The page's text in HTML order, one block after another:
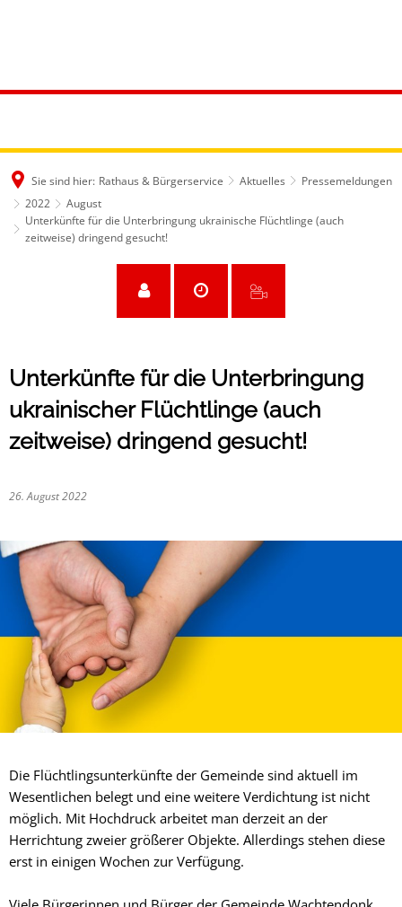
Sie sind hier: Rathaus & Bürgerservice Aktuelles
Pressemeldungen
2022
August
Unterkünfte für die Unterbringung ukrainische Flüchtlinge (auch
zeitweise) dringend gesucht!
Unterkünfte für die Unterbringung
ukrainischer Flüchtlinge (auch
zeitweise) dringend gesucht!
26. August 2022
Die Flüchtlingsunterkünfte der Gemeinde sind aktuell im
Wesentlichen belegt und eine weitere Verdichtung ist nicht
möglich. Mit Hochdruck arbeitet man derzeit an der
Herrichtung zweier größerer Objekte. Allerdings stehen diese
erst in einigen Wochen zur Verfügung.